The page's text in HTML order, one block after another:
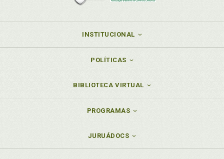
INSTITUCIONAL
POLÍTICAS
BIBLIOTECA VIRTUAL
PROGRAMAS
JURUÁDOCS